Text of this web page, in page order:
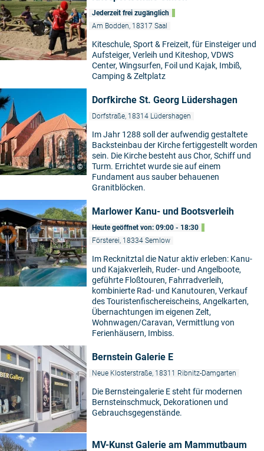
Jederzeit frei zugänglich
Am Bodden, 18317 Saal
Kiteschule, Sport & Freizeit, für Einsteiger und
Aufsteiger, Verleih und Kiteshop, VDWS
Center, Wingsurfen, Foil und Kajak, Imbiß,
Camping & Zeltplatz
©
Dorfkirche St. Georg Lüdershagen
Dorfstraße, 18314 Lüdershagen
Im Jahr 1288 soll der aufwendig gestaltete
Backsteinbau der Kirche fertiggestellt worden
sein. Die Kirche besteht aus Chor, Schiff und
Turm. Errichtet wurde sie auf einem
Fundament aus sauber behauenen
Granitblöcken.
Marlower Kanu- und Bootsverleih
Heute geöffnet von: 09:00 - 18:30
Försterei, 18334 Semlow
Im Recknitztal die Natur aktiv erleben: Kanu-
und Kajakverleih, Ruder- und Angelboote,
geführte Floßtouren, Fahrradverleih,
kombinierte Rad- und Kanutouren, Verkauf
des Touristenfischereischeins, Angelkarten,
Übernachtungen im eigenen Zelt,
Wohnwagen/Caravan, Vermittlung von
Ferienhäusern, Imbiss.
Bernstein Galerie E
Neue Klosterstraße, 18311 Ribnitz-Damgarten
Die Bernsteingalerie E steht für modernen
Bernsteinschmuck, Dekorationen und
Gebrauchsgegenstände.
MV-Kunst Galerie am Mammutbaum